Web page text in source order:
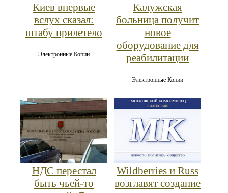
Киев впервые
вслух сказал:
штабу прилетело
Электронные Копии
Калужская
больница получит
новое
оборудование для
реабилитации
Электронные Копии
НДС перестал
быть чьей-то
Wildberries и Russ
возглавят создание